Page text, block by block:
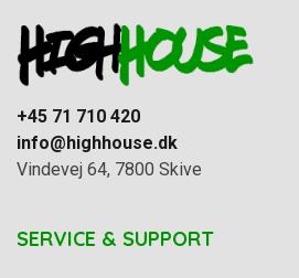
+45 71 710 420
info@highhouse.dk
Vindevej 64, 7800 Skive
SERVICE & SUPPORT